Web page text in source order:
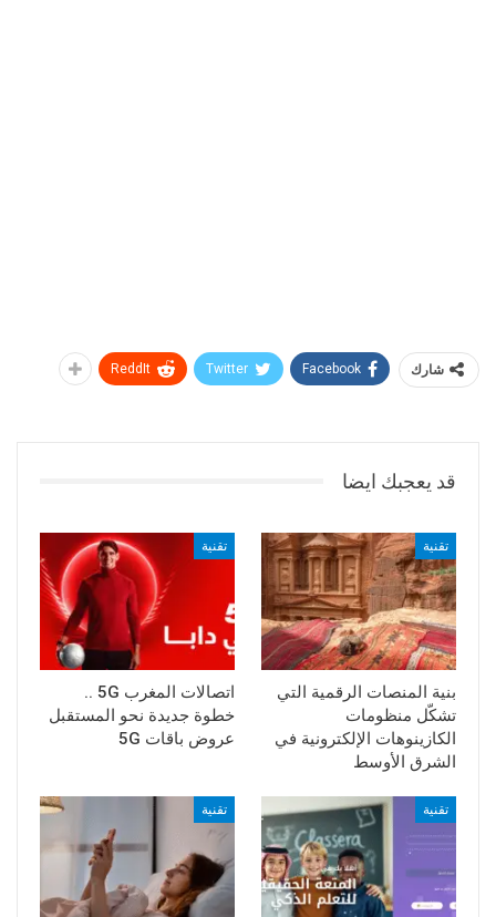
شارك Facebook
Twitter
ReddIt
قد يعجبك ايضا
تقنية
بنية المنصات الرقمية التي
تشكّل منظومات
الكازينوهات الإلكترونية في
الشرق الأوسط
تقنية
اتصالات المغرب 5G ..
خطوة جديدة نحو المستقبل
عروض باقات 5G
تقنية تقنية